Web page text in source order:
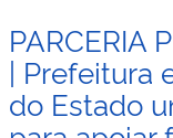
PARCERIA
| Prefeitura
do Estado